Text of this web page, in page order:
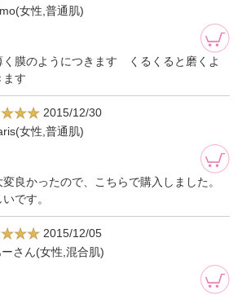
女性,普通肌)
く膜のようにつきます くるくると磨くよ
ます
2015/12/30
女性,普通肌)
良かったので、こちらで購入しました。
です。
2015/12/05
さん(女性,混合肌)